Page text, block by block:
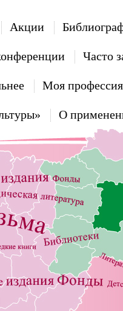
Акции
Часто
Моя
О